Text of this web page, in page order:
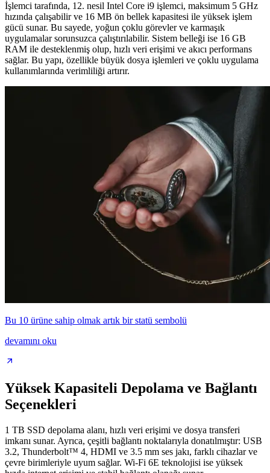
İşlemci tarafında, 12. nesil Intel Core i9 işlemci, maksimum 5 GHz
hızında çalışabilir ve 16 MB ön bellek kapasitesi ile yüksek işlem
gücü sunar. Bu sayede, yoğun çoklu görevler ve karmaşık
uygulamalar sorunsuzca çalıştırılabilir. Sistem belleği ise 16 GB
RAM ile desteklenmiş olup, hızlı veri erişimi ve akıcı performans
sağlar. Bu yapı, özellikle büyük dosya işlemleri ve çoklu uygulama
kullanımlarında verimliliği artırır.
Bu 10 ürüne sahip olmak artık bir statü sembolü
devamını oku
Yüksek Kapasiteli Depolama ve Bağlantı
Seçenekleri
1 TB SSD depolama alanı, hızlı veri erişimi ve dosya transferi
imkanı sunar. Ayrıca, çeşitli bağlantı noktalarıyla donatılmıştır: USB
3.2, Thunderbolt™ 4, HDMI ve 3.5 mm ses jakı, farklı cihazlar ve
çevre birimleriyle uyum sağlar. Wi-Fi 6E teknolojisi ise yüksek